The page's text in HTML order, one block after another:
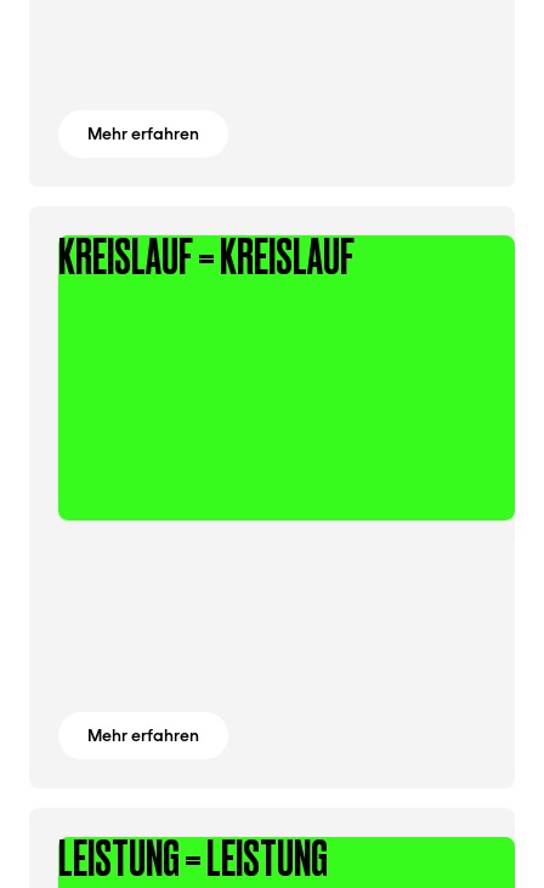
Mehr erfahren
KREISLAUF = KREISLAUF
Mehr erfahren
LEISTUNG = LEISTUNG